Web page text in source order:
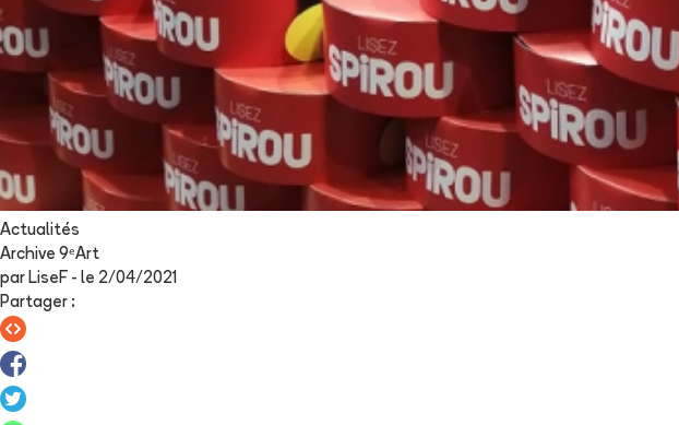
Actualités
Archive 9ᵉArt
par LiseF - le 2/04/2021
Partager :